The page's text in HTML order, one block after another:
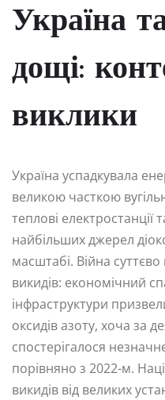
Україна
дощі:
виклики
Україна успадкувала
великою часткою
теплові електростанції
найбільших джерел
масштабі. Війна
викидів: економічний
інфраструктури
оксидів азоту, хоча за
спостерігалося
порівняно з 2022-м.
викидів від великих